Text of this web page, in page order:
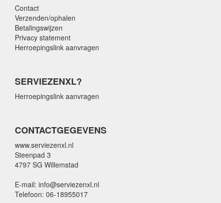
Contact
Verzenden/ophalen
Betalingswijzen
Privacy statement
Herroepingslink aanvragen
SERVIEZENXL?
Herroepingslink aanvragen
CONTACTGEGEVENS
www.serviezenxl.nl
Steenpad 3
4797 SG Willemstad
E-mail: info@serviezenxl.nl
Telefoon: 06-18955017